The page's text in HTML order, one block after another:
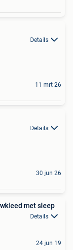
Details
11 mrt 26
Details
30 jun 26
met sleep
Details
24 jun 19